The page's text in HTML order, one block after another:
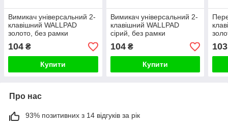
Вимикач універсальний 2-
клавішний WALLPAD
золото, без рамки
104 ₴
Купити
Вимикач універсальний 2-
клавішний WALLPAD
сірий, без рамки
104₴
Купити
103
Про нас
93% позитивних з 14 відгуків за рік